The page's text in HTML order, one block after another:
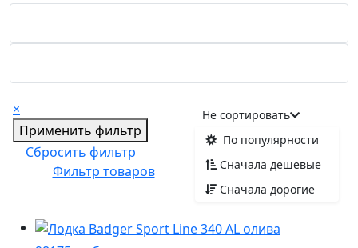
×
Применить фильтр
Сбросить фильтр
Фильтр товаров
Не сортировать
По популярности
Сначала дешевые
Сначала дорогие